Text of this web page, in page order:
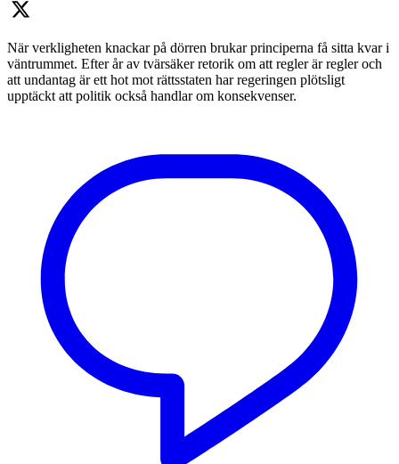
När verkligheten knackar på dörren brukar principerna få sitta kvar i
väntrummet. Efter år av tvärsäker retorik om att regler är regler och
att undantag är ett hot mot rättsstaten har regeringen plötsligt
upptäckt att politik också handlar om konsekvenser.